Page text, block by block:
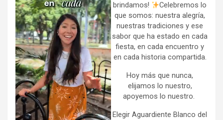
brindamos!
Celebremos lo
que somos: nuestra alegría,
nuestras tradiciones y ese
sabor que ha estado en cada
fiesta, en cada encuentro y
en cada historia compartida.
Hoy más que nunca,
elijamos lo nuestro,
apoyemos lo nuestro.
Elegir Aguardiente Blanco del